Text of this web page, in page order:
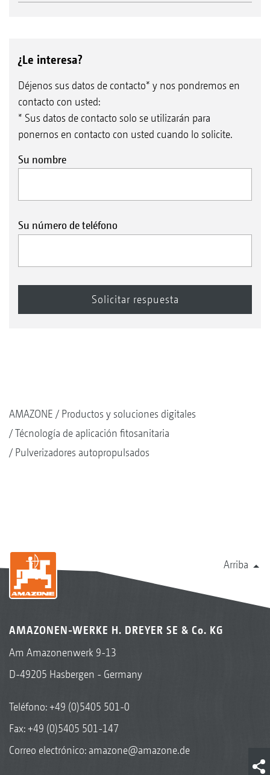
¿Le interesa?
Déjenos sus datos de contacto* y nos pondremos en
contacto con usted:
* Sus datos de contacto solo se utilizarán para
ponernos en contacto con usted cuando lo solicite.
Su nombre
Su número de teléfono
AMAZONE
Productos y soluciones digitales
Técnología de aplicación fitosanitaria
Pulverizadores autopropulsados
Arriba
AMAZONEN-WERKE H. DREYER SE & Co. KG
Am Amazonenwerk 9-13
D-49205 Hasbergen - Germany
Teléfono:+49 (0)5405 501-0
Fax: +49 (0)5405 501-147
Correo electrónico: amazone@amazone.de